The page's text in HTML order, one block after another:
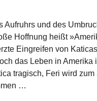
und des
Hoffnung heißt
Eingreifen von
das Leben in Amerika
tragisch, Feri wird zum
…